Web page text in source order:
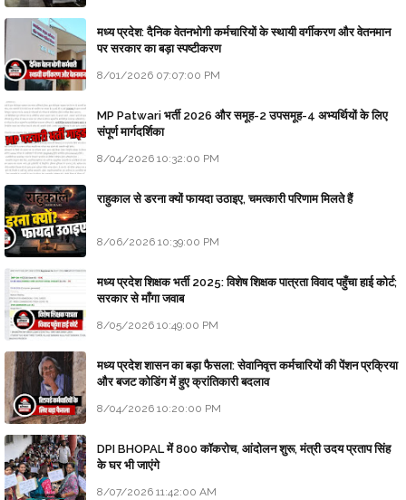
मध्य प्रदेश: दैनिक वेतनभोगी कर्मचारियों के स्थायी वर्गीकरण और वेतनमान
पर सरकार का बड़ा स्पष्टीकरण
8/01/2026 07:07:00 PM
MP Patwari भर्ती 2026 और समूह-2 उपसमूह-4 अभ्यर्थियों के लिए
संपूर्ण मार्गदर्शिका
8/04/2026 10:32:00 PM
राहुकाल से डरना क्यों फायदा उठाइए, चमत्कारी परिणाम मिलते हैं
8/06/2026 10:39:00 PM
मध्य प्रदेश शिक्षक भर्ती 2025: विशेष शिक्षक पात्रता विवाद पहुँचा हाई कोर्ट;
सरकार से माँगा जवाब
8/05/2026 10:49:00 PM
मध्य प्रदेश शासन का बड़ा फैसला: सेवानिवृत्त कर्मचारियों की पेंशन प्रक्रिया
और बजट कोडिंग में हुए क्रांतिकारी बदलाव
8/04/2026 10:20:00 PM
DPI BHOPAL में 800 कॉकरोच, आंदोलन शुरू, मंत्री उदय प्रताप सिंह
के घर भी जाएंगे
8/07/2026 11:42:00 AM